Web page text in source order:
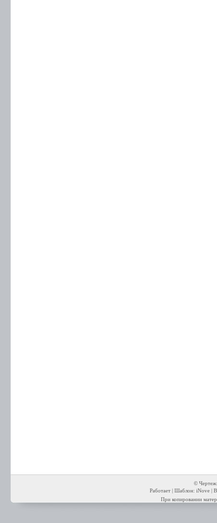
©
Работает | Шаблон: iNove |
При копировании